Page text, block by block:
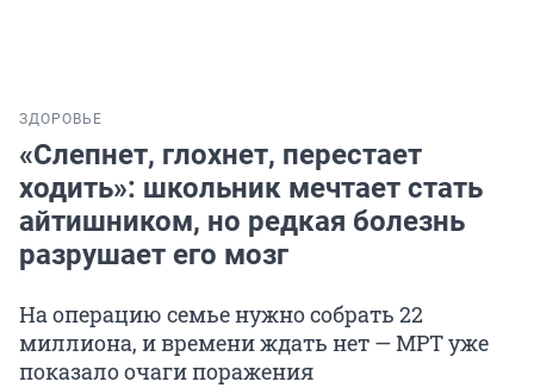
ЗДОРОВЬЕ
«Слепнет, глохнет, перестает
ходить»: школьник мечтает стать
айтишником, но редкая болезнь
разрушает его мозг
На операцию семье нужно собрать 22
миллиона, и времени ждать нет — МРТ уже
показало очаги поражения